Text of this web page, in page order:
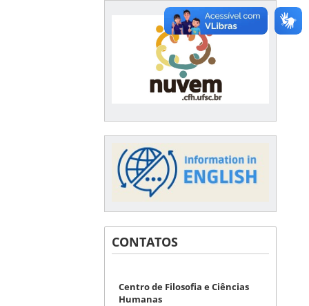
CONTATOS
Centro de Filosofia e Ciências
Humanas